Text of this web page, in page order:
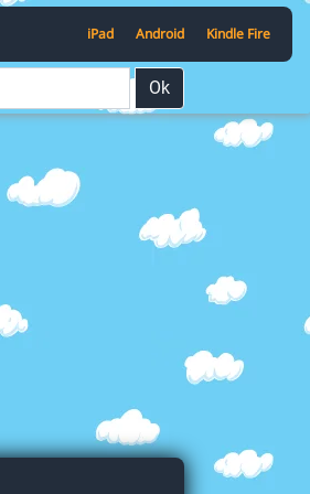
iPad Android Kindle Fire
Ok